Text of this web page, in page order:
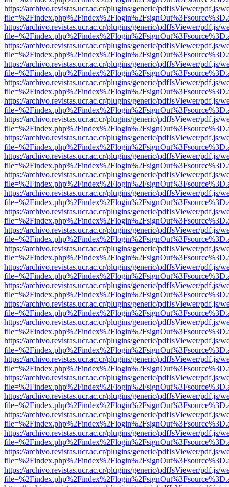
https://archivo.revistas.ucr.ac.cr/plugins/generic/pdfJsViewer/pdf.js/
https://archivo.revistas.ucr.ac.cr/plugins/generic/pdfJsViewer/pdf.js/
https://archivo.revistas.ucr.ac.cr/plugins/generic/pdfJsViewer/pdf.js/
https://archivo.revistas.ucr.ac.cr/plugins/generic/pdfJsViewer/pdf.js/
https://archivo.revistas.ucr.ac.cr/plugins/generic/pdfJsViewer/pdf.js/
https://archivo.revistas.ucr.ac.cr/plugins/generic/pdfJsViewer/pdf.js/
https://archivo.revistas.ucr.ac.cr/plugins/generic/pdfJsViewer/pdf.js/
https://archivo.revistas.ucr.ac.cr/plugins/generic/pdfJsViewer/pdf.js/
https://archivo.revistas.ucr.ac.cr/plugins/generic/pdfJsViewer/pdf.js/
https://archivo.revistas.ucr.ac.cr/plugins/generic/pdfJsViewer/pdf.js/
https://archivo.revistas.ucr.ac.cr/plugins/generic/pdfJsViewer/pdf.js/
https://archivo.revistas.ucr.ac.cr/plugins/generic/pdfJsViewer/pdf.js/
https://archivo.revistas.ucr.ac.cr/plugins/generic/pdfJsViewer/pdf.js/
https://archivo.revistas.ucr.ac.cr/plugins/generic/pdfJsViewer/pdf.js/
https://archivo.revistas.ucr.ac.cr/plugins/generic/pdfJsViewer/pdf.js/
https://archivo.revistas.ucr.ac.cr/plugins/generic/pdfJsViewer/pdf.js/
https://archivo.revistas.ucr.ac.cr/plugins/generic/pdfJsViewer/pdf.js/
https://archivo.revistas.ucr.ac.cr/plugins/generic/pdfJsViewer/pdf.js/
https://archivo.revistas.ucr.ac.cr/plugins/generic/pdfJsViewer/pdf.js/
https://archivo.revistas.ucr.ac.cr/plugins/generic/pdfJsViewer/pdf.js/
https://archivo.revistas.ucr.ac.cr/plugins/generic/pdfJsViewer/pdf.js/
https://archivo.revistas.ucr.ac.cr/plugins/generic/pdfJsViewer/pdf.js/
https://archivo.revistas.ucr.ac.cr/plugins/generic/pdfJsViewer/pdf.js/
https://archivo.revistas.ucr.ac.cr/plugins/generic/pdfJsViewer/pdf.js/
https://archivo.revistas.ucr.ac.cr/plugins/generic/pdfJsViewer/pdf.js/
https://archivo.revistas.ucr.ac.cr/plugins/generic/pdfJsViewer/pdf.js/